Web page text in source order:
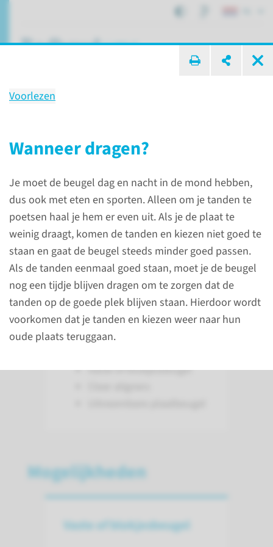
Voorlezen
Wanneer dragen?
Je moet de beugel dag en nacht in de mond hebben,
dus ook met eten en sporten. Alleen om je tanden te
poetsen haal je hem er even uit. Als je de plaat te
weinig draagt, komen de tanden en kiezen niet goed te
staan en gaat de beugel steeds minder goed passen.
Als de tanden eenmaal goed staan, moet je de beugel
nog een tijdje blijven dragen om te zorgen dat de
tanden op de goede plek blijven staan. Hierdoor wordt
voorkomen dat je tanden en kiezen weer naar hun
oude plaats teruggaan.
Patiëntenzorg Behandelingen Tandstand corrigeren
De behandeling
Er zijn drie mogelijke
behandelingen of
hulpmiddelen voor het
verbreden van de
boventandboog of bovenkaak:
Vaste of blokjesbeugel
Mogelijkheden
Vaste of blokjesbeugel